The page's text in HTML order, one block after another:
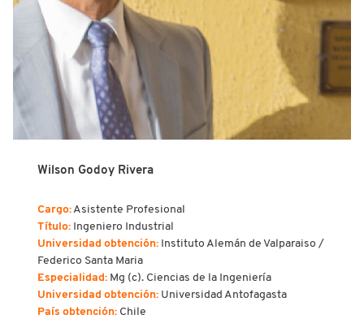
Wilson Godoy Rivera
Cargo: Asistente Profesional
Título: Ingeniero Industrial
Universidad obtención: Instituto Alemán de Valparaiso /
Federico Santa Maria
Especialidad: Mg (c). Ciencias de la Ingeniería
Universidad obtención: Universidad Antofagasta
País obtención: Chile